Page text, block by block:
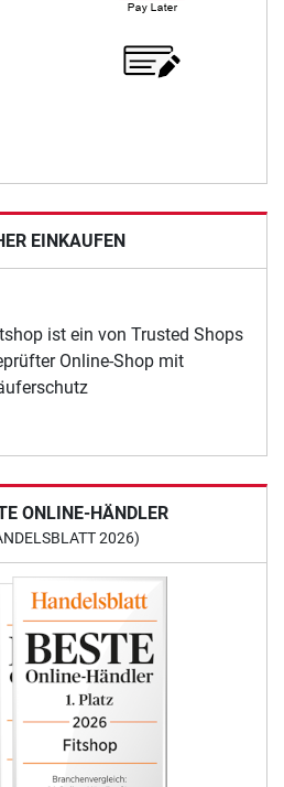
EINKAUFEN
ist ein von Trusted Shops
Online-Shop mit
ONLINE-HÄNDLER
2026)